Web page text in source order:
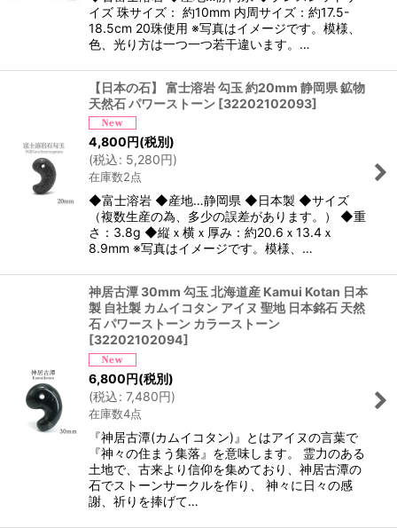
イズ 珠サイズ： 約10mm 内周サイズ：約17.5-
18.5cm 20珠使用 ※写真はイメージです。模様、
色、光り方は一つ一つ若干違います。…
【日本の石】 富士溶岩 勾玉 約20mm 静岡県 鉱物
天然石 パワーストーン [32202102093]
4,800円(税別)
(税込: 5,280円)
在庫数2点
◆富士溶岩 ◆産地…静岡県 ◆日本製 ◆サイズ
（複数生産の為、多少の誤差があります。） ◆重
さ：3.8g ◆縦ｘ横ｘ厚み：約20.6ｘ13.4ｘ
8.9mm ※写真はイメージです。模様、…
神居古潭 30mm 勾玉 北海道産 Kamui Kotan 日本
製 自社製 カムイコタン アイヌ 聖地 日本銘石 天然
石 パワーストーン カラーストーン
[32202102094]
6,800円(税別)
(税込: 7,480円)
在庫数4点
『神居古潭(カムイコタン)』とはアイヌの言葉で
『神々の住まう集落』を意味します。 霊力のある
土地で、古来より信仰を集めており、神居古潭の
石でストーンサークルを作り、 神々に日々の感
謝、祈りを捧げて…